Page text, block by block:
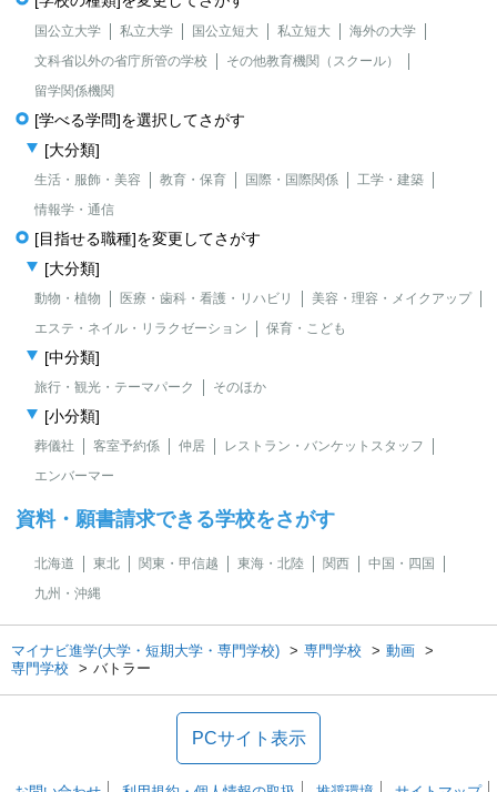
国公立大学 私立大学 国公立短大 私立短大
海外の大学
文科省以外の省庁所管の学校
その他教育機関（スクール）
留学関係機関
[学べる学問]を選択してさがす
[大分類]
生活・服飾・美容 教育・保育 国際・国際関係
工学・建築
情報学・通信
[目指せる職種]を変更してさがす
[大分類]
動物・植物 医療・歯科・看護・リハビリ
美容・理容・メイクアップ
エステ・ネイル・リラクゼーション
保育・こども
[中分類]
旅行・観光・テーマパーク そのほか
[小分類]
葬儀社 客室予約係 仲居
レストラン・バンケットスタッフ
エンバーマー
資料・願書請求できる学校をさがす
北海道 東北 関東・甲信越 東海・北陸 関西
中国・四国
九州・沖縄
マイナビ進学(大学・短期大学・専門学校) 専門学校
動画
専門学校
バトラー
PCサイト表示